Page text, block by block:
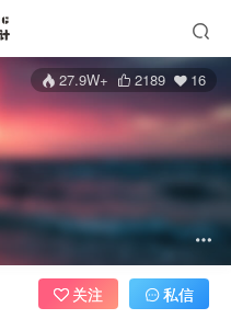
27.9W+ 2189 16
关注 私信